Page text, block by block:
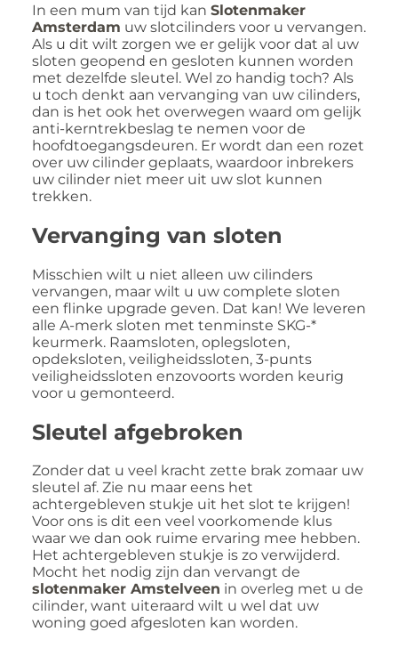
In een mum van tijd kan Slotenmaker
Amsterdam uw slotcilinders voor u vervangen.
Als u dit wilt zorgen we er gelijk voor dat al uw
sloten geopend en gesloten kunnen worden
met dezelfde sleutel. Wel zo handig toch? Als
u toch denkt aan vervanging van uw cilinders,
dan is het ook het overwegen waard om gelijk
anti-kerntrekbeslag te nemen voor de
hoofdtoegangsdeuren. Er wordt dan een rozet
over uw cilinder geplaats, waardoor inbrekers
uw cilinder niet meer uit uw slot kunnen
trekken.
Vervanging van sloten
Misschien wilt u niet alleen uw cilinders
vervangen, maar wilt u uw complete sloten
een flinke upgrade geven. Dat kan! We leveren
alle A-merk sloten met tenminste SKG-*
keurmerk. Raamsloten, oplegsloten,
opdeksloten, veiligheidssloten, 3-punts
veiligheidssloten enzovoorts worden keurig
voor u gemonteerd.
Sleutel afgebroken
Zonder dat u veel kracht zette brak zomaar uw
sleutel af. Zie nu maar eens het
achtergebleven stukje uit het slot te krijgen!
Voor ons is dit een veel voorkomende klus
waar we dan ook ruime ervaring mee hebben.
Het achtergebleven stukje is zo verwijderd.
Mocht het nodig zijn dan vervangt de
slotenmaker Amstelveen in overleg met u de
cilinder, want uiteraard wilt u wel dat uw
woning goed afgesloten kan worden.